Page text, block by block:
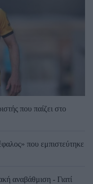
που παίζει στο
που εμπιστεύτηκε
αναβάθμιση - Γιατί